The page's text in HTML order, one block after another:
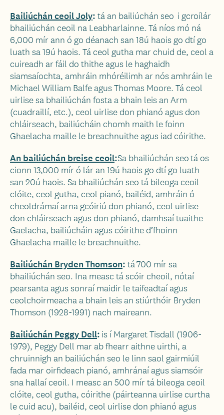
Bailiúchán ceoil Joly:tá an bailiúchán seo i gcroílár
bhailiúchán ceoil na Leabharlainne. Tá níos mó ná
6,000 mír ann ó go déanach san 18ú haois go dtí go
luath sa 19ú haois. Tá ceol gutha mar chuid de, ceol a
cuireadh ar fáil do thithe agus le haghaidh
siamsaíochta, amhráin mhóréilimh ar nós amhráin le
Michael William Balfe agus Thomas Moore. Tá ceol
uirlise sa bhailiúchán fosta a bhain leis an Arm
(cuadraillí, etc.), ceol uirlise don phianó agus don
chláirseach, bailiúcháin chomh maith le foinn
Ghaelacha maille le breachnuithe agus iad cóirithe.
An bailiúchán breise ceoil:Sa bhailiúchán seotá os
cionn 13,000 mír ó lár an 19ú haois go dtí go luath
san 20ú haois. Sa bhailiúchán seo tá bileoga ceoil
clóite, ceol gutha, ceol pianó, bailéid, amhráin ó
cheoldrámaí arna gcóiriú don phianó, ceol uirlise
don chláirseach agus don phianó, damhsaí tuaithe
Gaelacha, bailiúcháin agus cóirithe d’fhoinn
Ghaelacha maille le breachnuithe.
Bailiúchán Bryden Thomson:tá700 mír sa
bhailiúchán seo. Ina measc tá scóir cheoil, nótaí
pearsanta agus sonraí maidir le taifeadtaí agus
ceolchoirmeacha a bhain leis an stiúrthóir Bryden
Thomson (1928-1991) nach maireann.
Bailiúchán Peggy Dell:is í Margaret Tisdall (1906-
1979), Peggy Dell mar ab fhearr aithne uirthi, a
chruinnigh an bailiúchán seo le linn saol gairmiúil
fada mar oirfideach pianó, amhránaí agus siamsóir
sna hallaí ceoil. I measc an 500 mír tá bileoga ceoil
clóite, ceol gutha, cóirithe (páirteanna uirlise curtha
le cuid acu), bailéid, ceol uirlise don phianó agus